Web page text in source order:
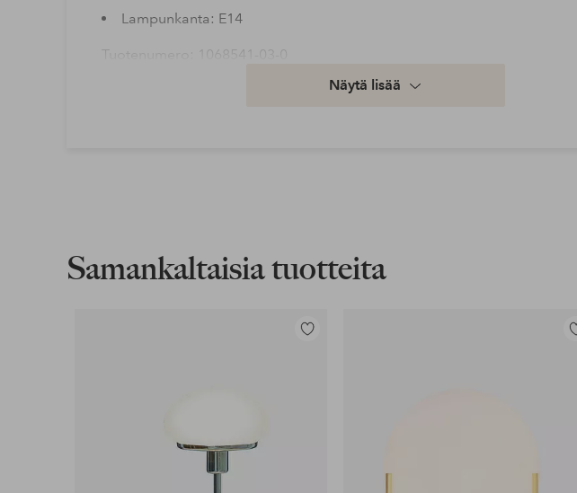
Lampunkanta: E14
Tuotenumero: 1068541-03-0
Näytä lisää
Samankaltaisia tuotteita
Lisää